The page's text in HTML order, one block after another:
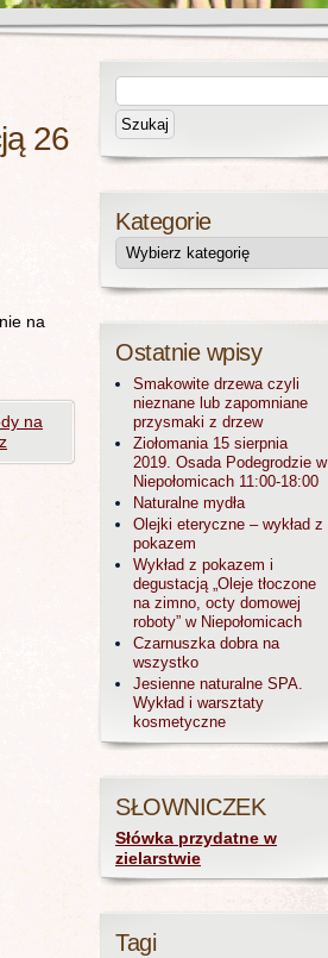
26
na
na
Kategorie
Ostatnie wpisy
Smakowite drzewa czyli
nieznane lub zapomniane
przysmaki z drzew
Ziołomania 15 sierpnia
2019. Osada Podegrodzie w
Niepołomicach 11:00-18:00
Naturalne mydła
Olejki eteryczne – wykład z
pokazem
Wykład z pokazem i
degustacją „Oleje tłoczone
na zimno, octy domowej
roboty” w Niepołomicach
Czarnuszka dobra na
wszystko
Jesienne naturalne SPA.
Wykład i warsztaty
kosmetyczne
SŁOWNICZEK
Słówka przydatne w
zielarstwie
Tagi